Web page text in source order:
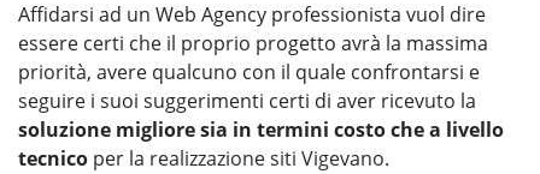
Affidarsi ad un Web Agency professionista vuol dire
essere certi che il proprio progetto avrà la massima
priorità, avere qualcuno con il quale confrontarsi e
seguire i suoi suggerimenti certi di aver ricevuto la
soluzione migliore sia in termini costo che a livello
tecnico per la realizzazione siti Vigevano.